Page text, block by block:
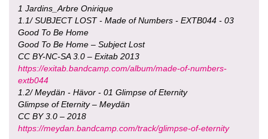
1 Jardins_Arbre Onirique
1.1/ SUBJECT LOST - Made of Numbers - EXTB044 - 03
Good To Be Home
Good To Be Home – Subject Lost
CC BY-NC-SA 3.0 – Exitab 2013
https://exitab.bandcamp.com/album/made-of-numbers-
extb044
1.2/ Meydän - Hävor - 01 Glimpse of Eternity
Glimpse of Eternity – Meydän
CC BY 3.0 – 2018
https://meydan.bandcamp.com/track/glimpse-of-eternity